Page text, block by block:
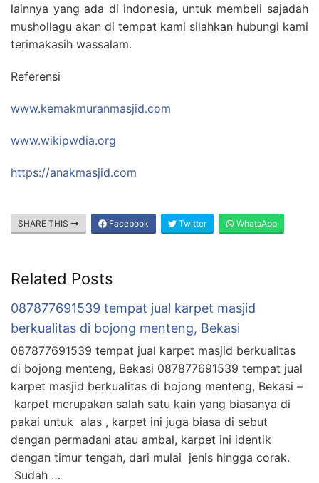
lainnya yang ada di indonesia, untuk membeli sajadah
mushollagu akan di tempat kami silahkan hubungi kami
terimakasih wassalam.
Referensi
www.kemakmuranmasjid.com
www.wikipwdia.org
https://anakmasjid.com
SHARE THIS Facebook Twitter WhatsApp
Related Posts
087877691539 tempat jual karpet masjid
berkualitas di bojong menteng, Bekasi
087877691539 tempat jual karpet masjid berkualitas
di bojong menteng, Bekasi 087877691539 tempat jual
karpet masjid berkualitas di bojong menteng, Bekasi –
karpet merupakan salah satu kain yang biasanya di
pakai untuk alas , karpet ini juga biasa di sebut
dengan permadani atau ambal, karpet ini identik
dengan timur tengah, dari mulai jenis hingga corak.
Sudah …